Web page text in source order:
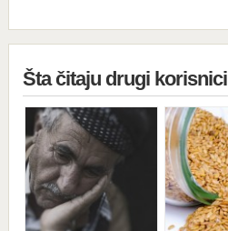
Šta čitaju drugi korisnici